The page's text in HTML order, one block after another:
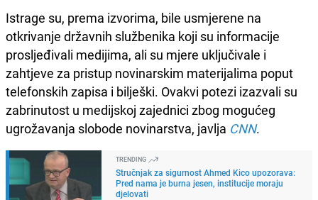
Istrage su, prema izvorima, bile usmjerene na
otkrivanje državnih službenika koji su informacije
prosljeđivali medijima, ali su mjere uključivale i
zahtjeve za pristup novinarskim materijalima poput
telefonskih zapisa i bilješki. Ovakvi potezi izazvali su
zabrinutost u medijskoj zajednici zbog mogućeg
ugrožavanja slobode novinarstva, javlja CNN.
TRENDING
Stručnjak za sigurnost Ahmed Kico upozorava:
Pred nama je burna jesen, institucije moraju
djelovati